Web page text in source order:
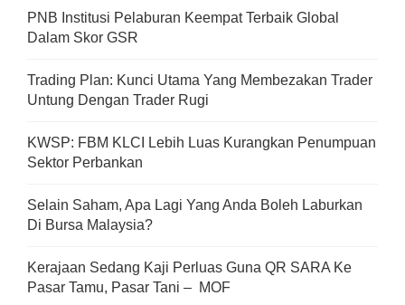
PNB Institusi Pelaburan Keempat Terbaik Global
Dalam Skor GSR
Trading Plan: Kunci Utama Yang Membezakan Trader
Untung Dengan Trader Rugi
KWSP: FBM KLCI Lebih Luas Kurangkan Penumpuan
Sektor Perbankan
Selain Saham, Apa Lagi Yang Anda Boleh Laburkan
Di Bursa Malaysia?
Kerajaan Sedang Kaji Perluas Guna QR SARA Ke
Pasar Tamu, Pasar Tani – MOF